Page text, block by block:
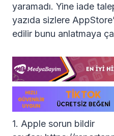
yaramadı. Yine iade
yazıda sizlere
edilir bunu anlatmaya
1. Apple sorun bildir